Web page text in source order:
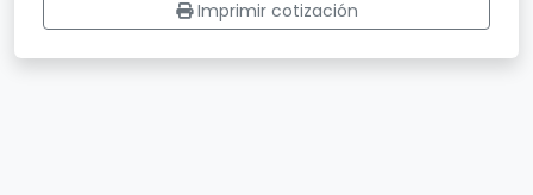
Imprimir cotización